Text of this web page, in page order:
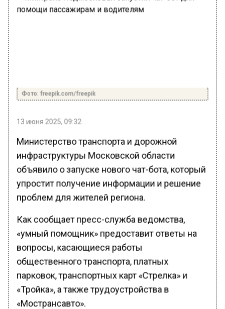
Фото: freepik.com/freepik
13 июня 2025, 09:32
Министерство транспорта и дорожной
инфраструктуры Московской области
объявило о запуске нового чат-бота, который
упростит получение информации и решение
проблем для жителей региона.
Как сообщает пресс-служба ведомства,
«умный помощник» предоставит ответы на
вопросы, касающиеся работы
общественного транспорта, платных
парковок, транспортных карт «Стрелка» и
«Тройка», а также трудоустройства в
«Мострансавто».